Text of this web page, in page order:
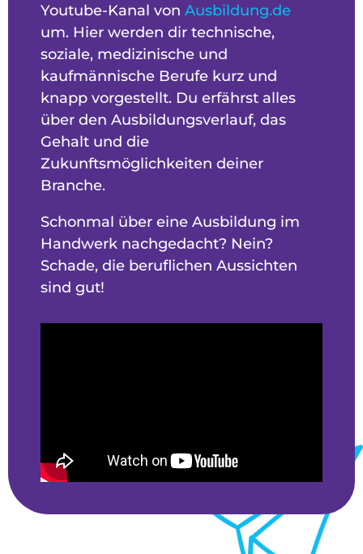
Youtube-Kanal von Ausbildung.de
um. Hier werden dir technische,
soziale, medizinische und
kaufmännische Berufe kurz und
knapp vorgestellt. Du erfährst alles
über den Ausbildungsverlauf, das
Gehalt und die
Zukunftsmöglichkeiten deiner
Branche.
Schonmal über eine Ausbildung im
Handwerk nachgedacht? Nein?
Schade, die beruflichen Aussichten
sind gut!